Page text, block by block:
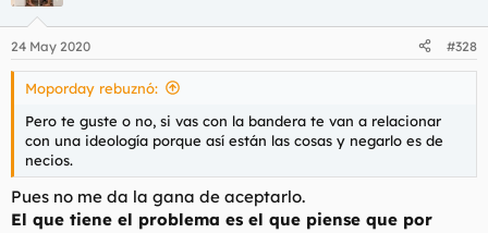
24 May 2020 #328
Moporday rebuznó:
Pero te guste o no, si vas con la bandera te van a relacionar
con una ideología porque así están las cosas y negarlo es de
necios.
Pues no me da la gana de aceptarlo.
El que tiene el problema es el que piense que por